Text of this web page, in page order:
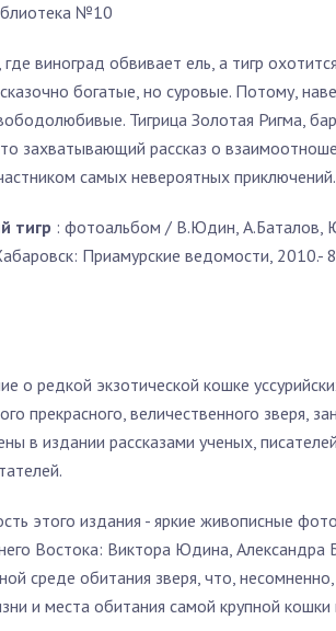
№10
виноград обвивает ель, а тигр
богатые, но суровые. Потому,
Тигрица Золотая Ригма,
захватывающий рассказ о
самых невероятных приключений.
тигр : фотоальбом / В.Юдин, А.Баталов,
Приамурские ведомости, 2010.-
о редкой экзотической кошке
прекрасного, величественного зверя,
в издании рассказами ученых,
этого издания - яркие живописные
Востока: Виктора Юдина,
среде обитания зверя, что,
и места обитания самой крупной кошки